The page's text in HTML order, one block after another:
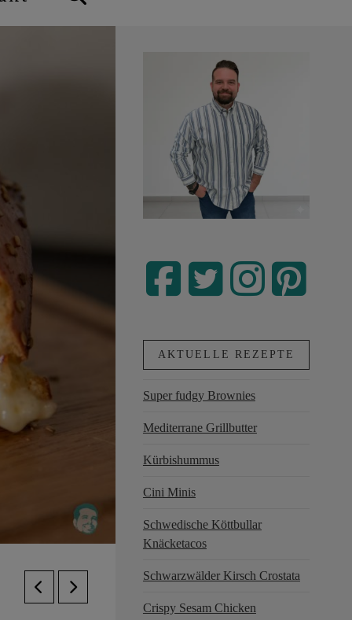
AKTUELLE REZEPTE
Super fudgy Brownies
Mediterrane Grillbutter
Kürbishummus
Cini Minis
Schwedische Köttbullar
Knäcketacos
Schwarzwälder Kirsch Crostata
Crispy Sesam Chicken